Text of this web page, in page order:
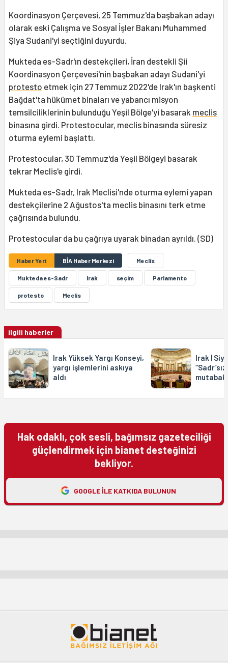
Koordinasyon Çerçevesi, 25 Temmuz'da başbakan adayı
olarak eski Çalışma ve Sosyal İşler Bakanı Muhammed
Şiya Sudani'yi seçtiğini duyurdu.
Mukteda es-Sadr'ın destekçileri, İran destekli Şii
Koordinasyon Çerçevesi'nin başbakan adayı Sudani'yi
protesto etmek için 27 Temmuz 2022'de Irak'ın başkenti
Bağdat'ta hükümet binaları ve yabancı misyon
temsilciliklerinin bulunduğu Yeşil Bölge'yi basarak meclis
binasına girdi. Protestocular, meclis binasında süresiz
oturma eylemi başlattı.
Protestocular, 30 Temmuz'da Yeşil Bölgeyi basarak
tekrar Meclis'e girdi.
Mukteda es-Sadr, Irak Meclisi'nde oturma eylemi yapan
destekçilerine 2 Ağustos'ta meclis binasını terk etme
çağrısında bulundu.
Protestocular da bu çağrıya uyarak binadan ayrıldı. (SD)
Haber Yeri BİA Haber Merkezi Meclîs
Mukteda es-Sadr Irak seçim Parlamento
protesto Meclis
ilgili haberler
Irak Yüksek Yargı Konseyi,
yargı işlemlerini askıya
aldı
Irak |
Hak odaklı, çok sesli, bağımsız gazeteciliği
güçlendirmek için bianet desteğinizi
bekliyor.
GOOGLE ILE KATKIDA BULUNUN